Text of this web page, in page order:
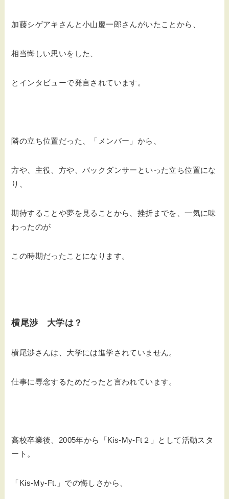
加藤シゲアキさんと小山慶一郎さんがいたことから、
相当悔しい思いをした、
とインタビューで発言されています。
隣の立ち位置だった、「メンバー」から、
方や、主役、方や、バックダンサーといった立ち位置にな
り、
期待することや夢を見ることから、挫折までを、一気に味
わったのが
この時期だったことになります。
横尾渉 大学は？
横尾渉さんは、大学には進学されていません。
仕事に専念するためだったと言われています。
高校卒業後、2005年から「Kis-My-Ft２」として活動スタ
ート。
「Kis-My-Ft.」での悔しさから、